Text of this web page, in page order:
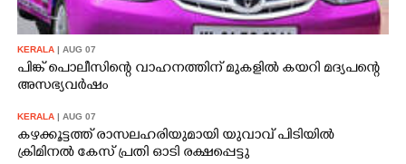
KERALA | AUG 07
പിങ്ക് പൊലീസിന്റെ വാഹനത്തിന് മുകളിൽ കയറി മദ്യപന്റെ
അസഭ്യവ‌ർഷം
KERALA | AUG 07
കഴക്കൂട്ടത്ത് രാസലഹരിയുമായി യുവാവ് പിടിയിൽ
ക്രിമിനൽ കേസ് പ്രതി ഓടി രക്ഷപ്പെട്ടു